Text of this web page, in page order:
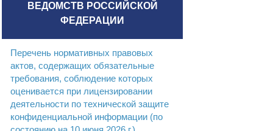
ВЕДОМСТВ РОССИЙСКОЙ
ФЕДЕРАЦИИ
Перечень нормативных правовых
актов, содержащих обязательные
требования, соблюдение которых
оценивается при лицензировании
деятельности по технической защите
конфиденциальной информации (по